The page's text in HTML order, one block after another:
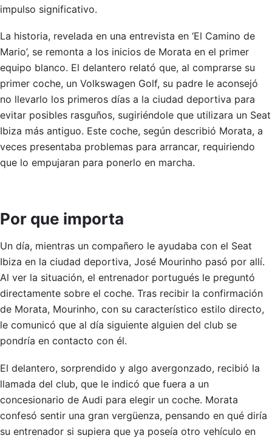
impulso significativo.
La historia, revelada en una entrevista en ‘El Camino de
Mario’, se remonta a los inicios de Morata en el primer
equipo blanco. El delantero relató que, al comprarse su
primer coche, un Volkswagen Golf, su padre le aconsejó
no llevarlo los primeros días a la ciudad deportiva para
evitar posibles rasguños, sugiriéndole que utilizara un Seat
Ibiza más antiguo. Este coche, según describió Morata, a
veces presentaba problemas para arrancar, requiriendo
que lo empujaran para ponerlo en marcha.
Por que importa
Un día, mientras un compañero le ayudaba con el Seat
Ibiza en la ciudad deportiva, José Mourinho pasó por allí.
Al ver la situación, el entrenador portugués le preguntó
directamente sobre el coche. Tras recibir la confirmación
de Morata, Mourinho, con su característico estilo directo,
le comunicó que al día siguiente alguien del club se
pondría en contacto con él.
El delantero, sorprendido y algo avergonzado, recibió la
llamada del club, que le indicó que fuera a un
concesionario de Audi para elegir un coche. Morata
confesó sentir una gran vergüenza, pensando en qué diría
su entrenador si supiera que ya poseía otro vehículo en